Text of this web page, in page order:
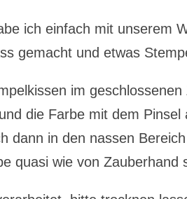
ich einfach mit unserem
gemacht und etwas
im
die Farbe mit dem Pinsel
dann in den nassen
quasi wie von Zauberhand